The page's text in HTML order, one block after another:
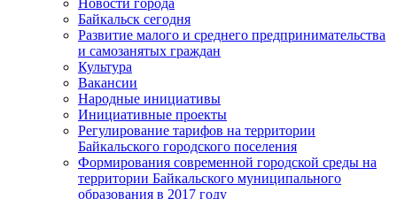
Новости города
Байкальск сегодня
Развитие малого и среднего предпринимательства
и самозанятых граждан
Культура
Вакансии
Народные инициативы
Инициативные проекты
Регулирование тарифов на территории
Байкальского городского поселения
Формирования современной городской среды на
территории Байкальского муниципального
образования в 2017 году